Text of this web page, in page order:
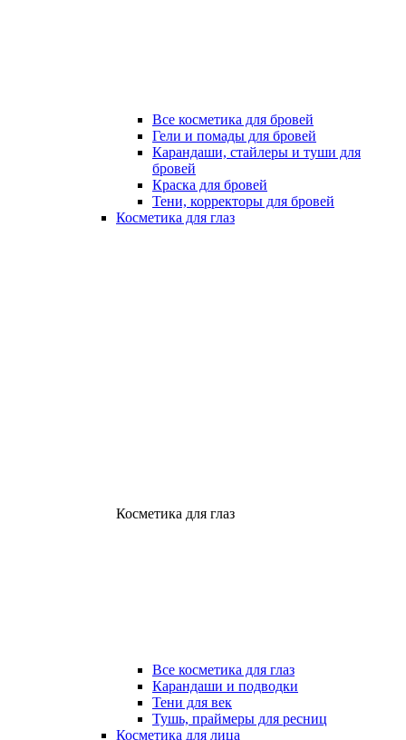
Все косметика для бровей
Гели и помады для бровей
Карандаши, стайлеры и туши для
бровей
Краска для бровей
Тени, корректоры для бровей
Косметика для глаз
Косметика для глаз
Все косметика для глаз
Карандаши и подводки
Тени для век
Тушь, праймеры для ресниц
Косметика для лица